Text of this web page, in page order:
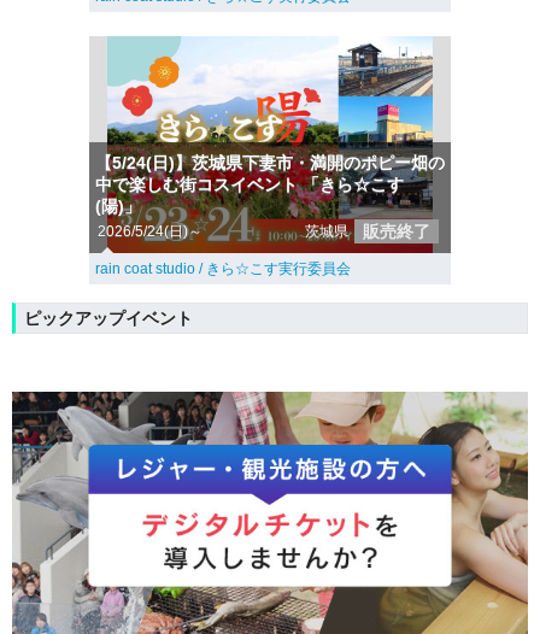
【5/24(日)】茨城県下妻市・満開のポピー畑の
中で楽しむ街コスイベント 「きら☆こす
(陽)」
2026/5/24(日)～ 茨城県 販売終了
rain coat studio / きら☆こす実行委員会
ピックアップイベント